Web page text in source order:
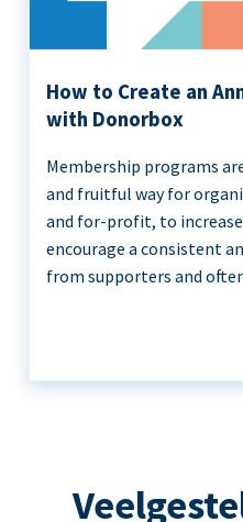
How to Create an
with Donorbox
Membership programs
and fruitful way for
and for-profit, to
encourage a consistent
from supporters and